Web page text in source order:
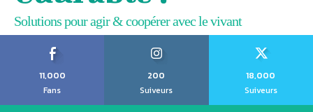
Solutions pour agir & coopérer avec le vivant
11,000
Fans
200
Suiveurs
18,000
Suiveurs